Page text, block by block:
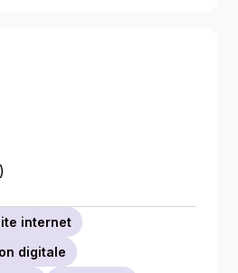
)
internet
digitale